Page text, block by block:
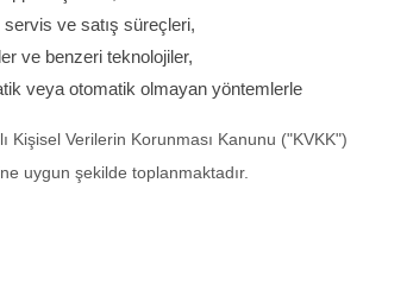
servis ve satış süreçleri,
ve benzeri teknolojiler,
veya otomatik olmayan yöntemlerle
Kişisel Verilerin Korunması Kanunu ("KVKK")
uygun şekilde toplanmaktadır.